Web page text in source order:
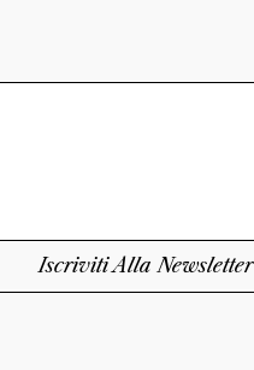
Iscriviti Alla Newsletter